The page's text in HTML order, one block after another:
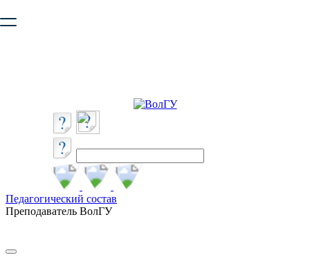
безопасную работу с сайтом. Пожалуйста
Педагогический состав
Преподаватель ВолГУ